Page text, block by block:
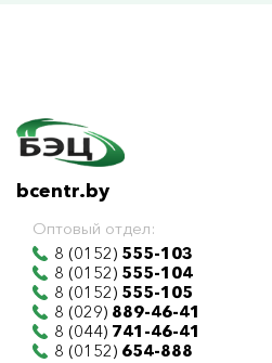
bcentr.by
Оптовый отдел:
8 (0152) 555-103
8 (0152) 555-104
8 (0152) 555-105
8 (029) 889-46-41
8 (044) 741-46-41
8 (0152) 654-888